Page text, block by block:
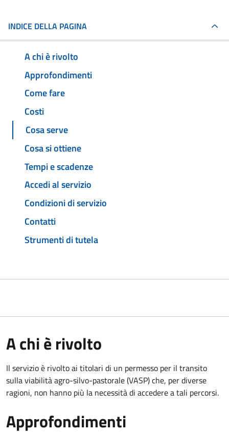
INDICE DELLA PAGINA
A chi è rivolto
Approfondimenti
Come fare
Costi
Cosa serve
Cosa si ottiene
Tempi e scadenze
Accedi al servizio
Condizioni di servizio
Contatti
Strumenti di tutela
A chi è rivolto
Il servizio è rivolto ai titolari di un permesso per il transito
sulla viabilità agro-silvo-pastorale (VASP) che, per diverse
ragioni, non hanno più la necessità di accedere a tali percorsi.
Approfondimenti